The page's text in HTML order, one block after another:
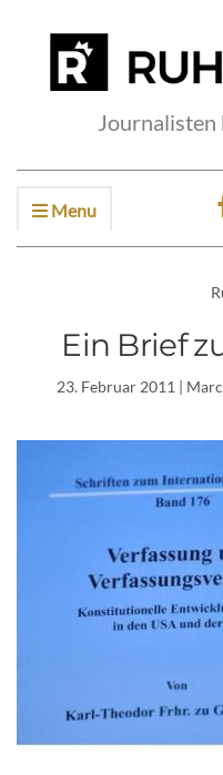
Journalisten
Menu
Ein Brief
23. Februar 2011 |